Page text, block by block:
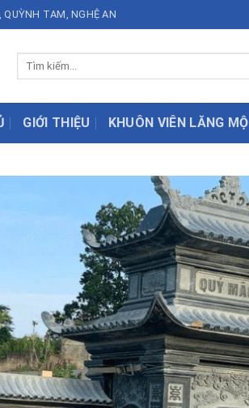
QUỲNH TAM, NGHỆ AN
Tìm
GIỚI THIỆU KHUÔN VIÊN LĂNG MỘ